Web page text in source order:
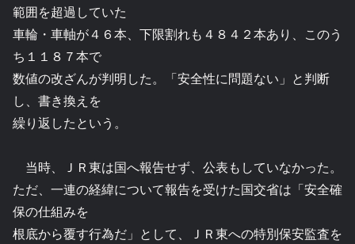
範囲を超過していた
車輪・車軸が４６本、下限割れも４８４２本あり、このう
ち１１８７本で
数値の改ざんが判明した。「安全性に問題ない」と判断
し、書き換えを
繰り返したという。
当時、ＪＲ東は国へ報告せず、公表もしていなかった。
ただ、一連の経緯について報告を受けた国交省は「安全確
保の仕組みを
根底から覆す行為だ」として、ＪＲ東への特別保安監査を